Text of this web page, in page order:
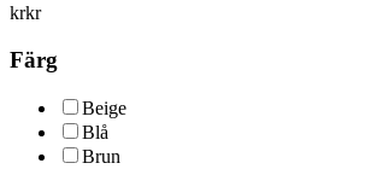
krkr
Färg
Beige
Blå
Brun